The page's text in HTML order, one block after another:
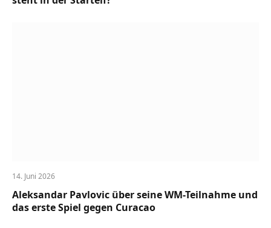
14. Juni 2026
Aleksandar Pavlovic über seine WM-Teilnahme und
das erste Spiel gegen Curacao